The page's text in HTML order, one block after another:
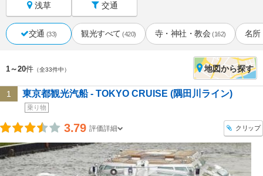
浅草 交通
交通 (33) 観光すべて (420) 寺・神社・教会 (162) 名所
1～20件 （全33件中） 地図から探す
1 東京都観光汽船 - TOKYO CRUISE (隅田川ライン)
乗り物
3.79 評価詳細 クリップ